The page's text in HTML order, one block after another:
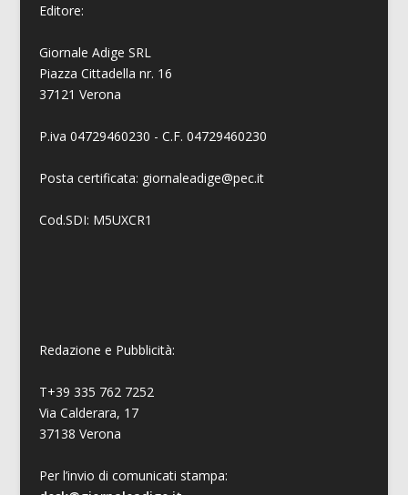
Editore:
Giornale Adige SRL
Piazza Cittadella nr. 16
37121 Verona
P.iva 04729460230 - C.F. 04729460230
Posta certificata: giornaleadige@pec.it
Cod.SDI: M5UXCR1
Redazione e Pubblicità:
T+39 335 762 7252
Via Calderara, 17
37138 Verona
Per l’invio di comunicati stampa: